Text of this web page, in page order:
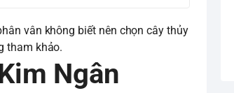
vân không biết nên chọn cây thủy
tham khảo.
Ngân